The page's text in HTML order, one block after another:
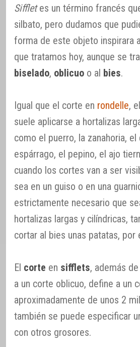
Siffletes un término francés
silbato, pero dudamos que
forma de este objeto inspirara
que tratamos hoy, aunque se
biselado, oblicuo o al bies.
Igual que el corte en rondelle,
suele aplicarse a hortalizas
como el puerro, la zanahoria, el
espárrago, el pepino, el ajo
cuando los cortes van a ser
sea en un guiso o en una
estrictamente necesario que
hortalizas largas y cilíndricas,
cortar al bies unas patatas, por
El corte en sifflets, además
a un corte oblicuo, define a un
aproximadamente de unos 2
también se puede especificar
con otros grosores.